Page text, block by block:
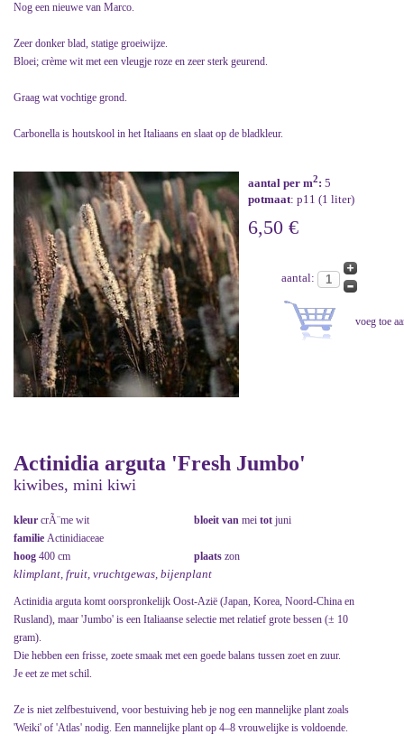
Nog een nieuwe van Marco.
Zeer donker blad, statige groeiwijze.
Bloei; crème wit met een vleugje roze en zeer sterk geurend.
Graag wat vochtige grond.
Carbonella is houtskool in het Italiaans en slaat op de bladkleur.
aantal per m2: 5
potmaat: p11 (1 liter)
6,50 €
aantal:
Actinidia arguta 'Fresh Jumbo'
kiwibes, mini kiwi
kleur crÃ¨me wit bloeit van mei tot juni
familie Actinidiaceae
hoog 400 cm plaats zon
klimplant, fruit, vruchtgewas, bijenplant
Actinidia arguta komt oorspronkelijk Oost-Azië (Japan, Korea, Noord-China en
Rusland), maar 'Jumbo' is een Italiaanse selectie met relatief grote bessen (± 10
gram).
Die hebben een frisse, zoete smaak met een goede balans tussen zoet en zuur.
Je eet ze met schil.
Ze is niet zelfbestuivend, voor bestuiving heb je nog een mannelijke plant zoals
'Weiki' of 'Atlas' nodig. Een mannelijke plant op 4–8 vrouwelijke is voldoende.